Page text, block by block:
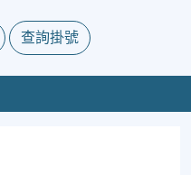
查詢掛號